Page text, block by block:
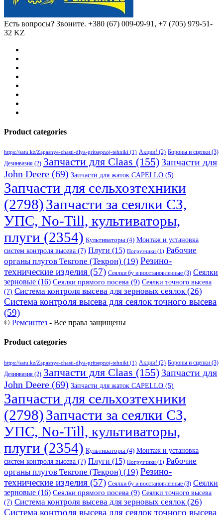
Есть вопросы? Звоните. +380 (67) 009-09-91, +7 (705) 979-51-
32 KZ
Product categories
https://satu.kz/Zapasnye-chasti-dlya-pritsepnoj-tehniki (1) Акции! (2) Бороны и сцепки (3)
Дезинвазия (2) Запчасти для Claas (155) Запчасти для
John Deere (69) Запчасти для жаток CAPELLO (5)
Запчасти для сельхозтехники
(2798)Запчасти за сеялки СЗ,
УПС, No-Till, культиваторы,
плуги (2354) Культиваторы (4) Монтаж и установка
систем контроля высева (7) Плуги (15) Погрузчики (1) Рабочие
органы плугов Текrоne (Текрон) (19) Резино-
технические изделия (57) Сеялки бу и восстановленные (3) Сеялки
зерновые (16) Сеялки прямого посева (9) Сеялки точного высева
(7) Система контроля высева для зерновых сеялок(26)
Система контроля высева для сеялок точного высева
(59)
© Ремсинтез - Все права защищены
Product categories
https://satu.kz/Zapasnye-chasti-dlya-pritsepnoj-tehniki (1) Акции! (2) Бороны и сцепки (3)
Дезинвазия (2) Запчасти для Claas (155) Запчасти для
John Deere (69) Запчасти для жаток CAPELLO (5)
Запчасти для сельхозтехники
(2798)Запчасти за сеялки СЗ,
УПС, No-Till, культиваторы,
плуги (2354) Культиваторы (4) Монтаж и установка
систем контроля высева (7) Плуги (15) Погрузчики (1) Рабочие
органы плугов Текrоne (Текрон) (19) Резино-
технические изделия (57) Сеялки бу и восстановленные (3) Сеялки
зерновые (16) Сеялки прямого посева (9) Сеялки точного высева
(7) Система контроля высева для зерновых сеялок (26)
Система контроля высева для сеялок точного высева